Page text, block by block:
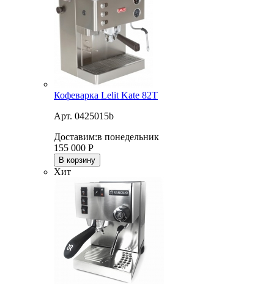
Кофеварка Lelit Kate 82T
Арт. 0425015b
Доставим:в понедельник
155 000 Р
В корзину
Хит